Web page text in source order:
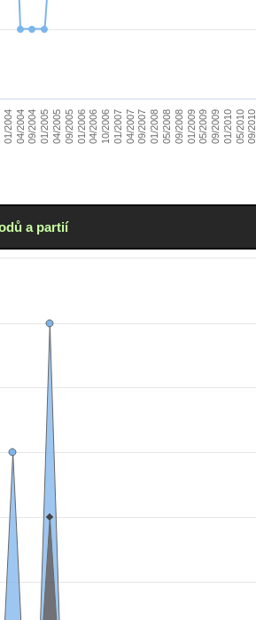
01/200404/200409/200401/200504/200509/200501/200604/200610/200601/200704/200709/200701/200805/200809/200801/200905/200909/200901/201005/201009/
a partií